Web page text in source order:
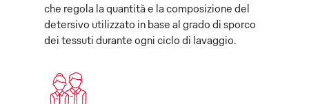
che regola la quantità e la composizione del
detersivo utilizzato in base al grado di sporco
dei tessuti durante ogni ciclo di lavaggio.